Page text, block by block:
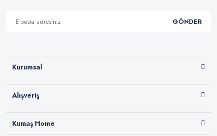
GÖNDER
Kurumsal
Alışveriş
Kumaş Home